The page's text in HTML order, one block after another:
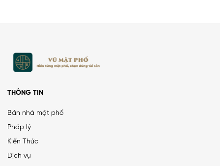
THÔNG TIN
Bán nhà mặt phố
Pháp lý
Kiến Thức
Dịch vụ